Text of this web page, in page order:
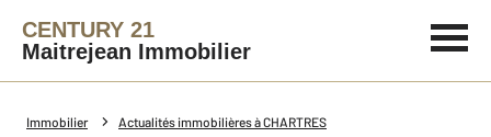
CENTURY 21
Maitrejean Immobilier
Immobilier Actualités immobilières à CHARTRES